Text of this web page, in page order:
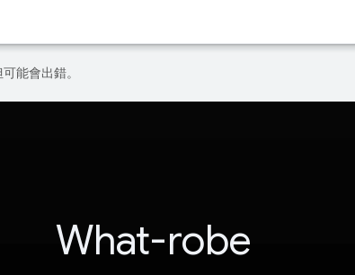
能會出錯。
What-robe